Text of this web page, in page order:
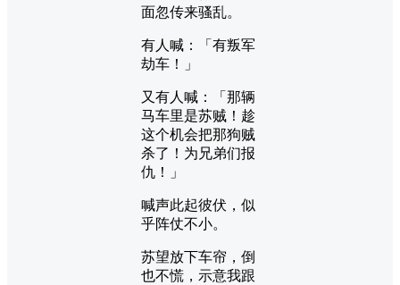
面忽传来骚乱。
有人喊：「有叛军
劫车！」
又有人喊：「那辆
马车里是苏贼！趁
这个机会把那狗贼
杀了！为兄弟们报
仇！」
喊声此起彼伏，似
乎阵仗不小。
苏望放下车帘，倒
也不慌，示意我跟